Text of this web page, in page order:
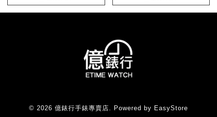
© 2026 億錶行手錶專賣店. Powered by EasyStore